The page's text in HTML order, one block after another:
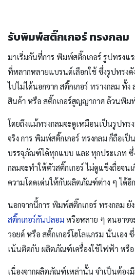
รับพิมพ์สติ๊กเกอร์ ทรงกลม
มาเริ่มกันที่การ พิมพ์สติ๊กเกอร์ รูปทรงแ
ที่หลากหลายแบรนด์เลือกใช้ ซึ่งรูปทรงดั
ไปไม่ได้นอกจาก สติ๊กเกอร์ ทรางกลม ทั้ง
สินค้า หรือ สติ๊กเกอร์สูญญากาศ ล้วนพิ
โดยถึงแม้ทรงกลมจะดูเหมือนเป็นรูปทร
จริง การ พิมพ์สติ๊กเกอร์ ทรงกลม ก็ถือเ
บรรจุภัณฑ์ได้ทุกแบบ และ ทุกประเภท ซึ่
กลมจะทำให้ตัวสติ๊กเกอร์ ไม่ดูแข็งถื่อจน
ความโดดเด่นให้กับผลิตภัณฑ์ต่าง ๆ ได้อี
นอกจากนี้การ พิมพ์สติ๊กเกอร์ ทรงกลม
สติ๊กเกอร์กันปลอม หรือหลาย ๆ คนอาจจ
วอยด์ หรือ สติ๊กเกอร์โฮโลแกรม นั่นเอง
เน้นติดกับ ผลิตภัณฑ์เครื่องใช้ไฟฟ้า ห
เนื่องจากผลิตภัณฑ์เหล่านั้น จำเป็นต้อ